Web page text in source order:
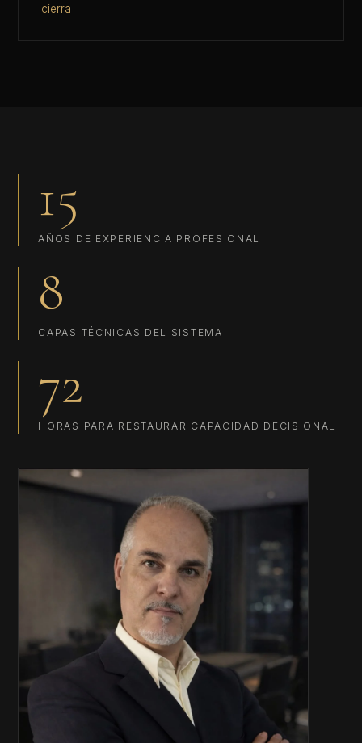
cierra
15
AÑOS DE EXPERIENCIA PROFESIONAL
8
CAPAS TÉCNICAS DEL SISTEMA
72
HORAS PARA RESTAURAR CAPACIDAD DECISIONAL